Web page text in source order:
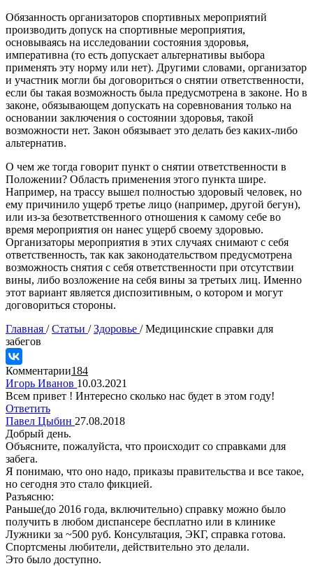
Обязанность организаторов спортивных мероприятий
производить допуск на спортивные мероприятия,
основываясь на исследовании состояния здоровья,
императивна (то есть допускает альтернативы выбора
применять эту норму или нет). Другими словами, организатор
и участник могли бы договориться о снятии ответственности,
если бы такая возможность была предусмотрена в законе. Но в
законе, обязывающем допускать на соревнования только на
основании заключения о состоянии здоровья, такой
возможности нет. Закон обязывает это делать без каких-либо
альтернатив.
О чем же тогда говорит пункт о снятии ответственности в
Положении? Область применения этого пункта шире.
Например, на трассу вышел полностью здоровый человек, но
ему причинило ущерб третье лицо (например, другой бегун),
или из-за безответственного отношения к самому себе во
время мероприятия он нанес ущерб своему здоровью.
Организаторы мероприятия в этих случаях снимают с себя
ответственность, так как законодательством предусмотрена
возможность снятия с себя ответственности при отсутствии
вины, либо возложение на себя вины за третьих лиц. Именно
этот вариант является диспозитивным, о котором и могут
договориться стороны.
Главная /Статьи /Здоровье /Медицинские справки для
забегов
Комментарии184
Игорь Иванов 10.03.2021
Всем привет ! Интересно сколько нас будет в этом году!
Ответить
Павел Цыбин 27.08.2018
Добрый день.
Объясните, пожалуйста, что происходит со справками для
забега.
Я понимаю, что оно надо, приказы правительства и все такое,
но сегодня это стало фикцией.
Разъясню:
Раньше(до 2016 года, включительно) справку можно было
получить в любом диспансере бесплатно или в клинике
Лужники за ~500 руб. Консультация, ЭКГ, справка готова.
Спортсмены любители, действительно это делали.
Это было доступно.